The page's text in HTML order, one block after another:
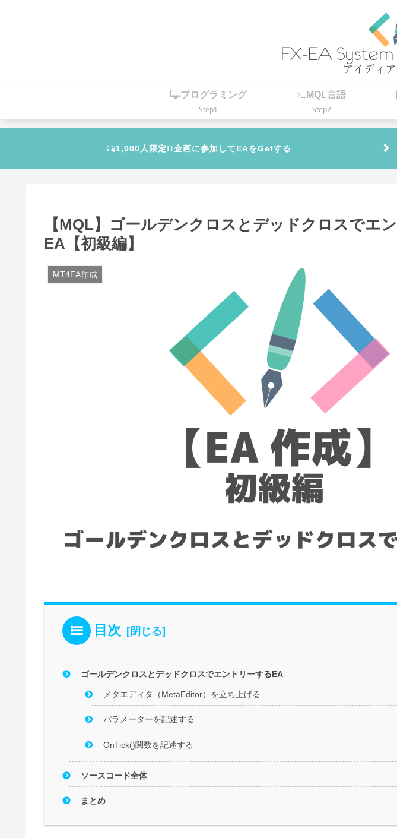
プログラミング
-Step1-
MQL言語
-Step2-
1,000人限定!!企画に参加してEAをGetする
【MQL】ゴールデンクロスとデッドクロスでエ
EA【初級編】
MT4EA作成
目次
ゴールデンクロスとデッドクロスでエントリーするEA
メタエディタ（MetaEditor）を立ち上げる
パラメーターを記述する
OnTick()関数を記述する
ソースコード全体
まとめ